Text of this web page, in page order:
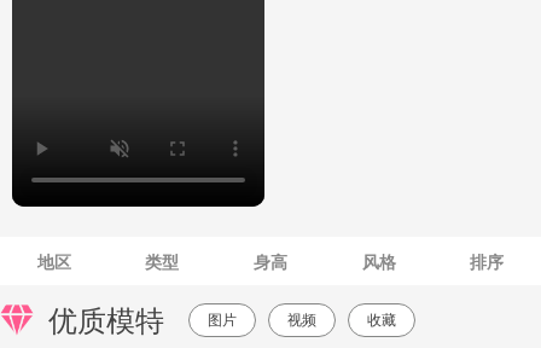
地区 类型 身高 风格 排序
优质模特 图片 视频 收藏